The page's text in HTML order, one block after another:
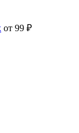
от 99 ₽